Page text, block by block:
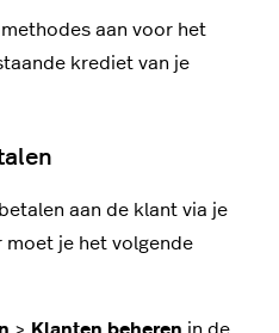
aan voor het
krediet van je
aan de klant via je
je het volgende